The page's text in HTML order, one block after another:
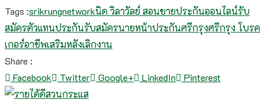
Tags :srikrungnetworkนิด วิลาวัลย์ สอนขายประกันออนไลน์รับ
สมัครตัวแทนประกันรับสมัครนายหน้าประกันศรีกรุงศรีกรุง โบรค
เกอร์อาชีพเสริมหลังเลิกงาน
Share :
Facebook
Twitter Google+ LinkedIn Pinterest